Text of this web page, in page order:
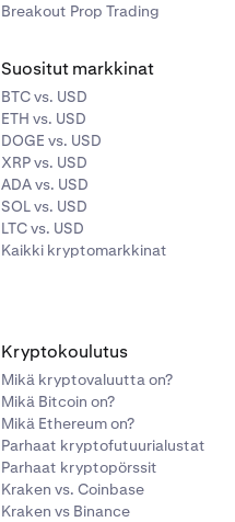
Breakout Prop Trading
Suositut markkinat
BTC vs. USD
ETH vs. USD
DOGE vs. USD
XRP vs. USD
ADA vs. USD
SOL vs. USD
LTC vs. USD
Kaikki kryptomarkkinat
Kryptokoulutus
Mikä kryptovaluutta on?
Mikä Bitcoin on?
Mikä Ethereum on?
Parhaat kryptofutuurialustat
Parhaat kryptopörssit
Kraken vs. Coinbase
Kraken vs Binance